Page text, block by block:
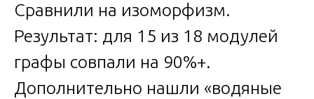
Сравнили на изоморфизм.
Результат: для 15 из 18 модулей
графы совпали на 90%+.
Дополнительно нашли «водяные